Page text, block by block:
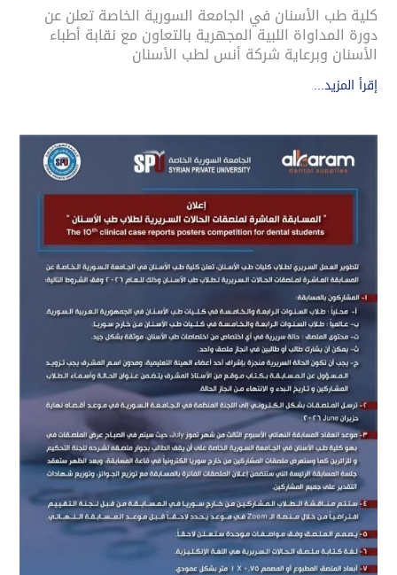
كلية طب الأسنان في الجامعة السورية الخاصة تعلن عن
دورة المداواة اللبية المجهرية بالتعاون مع نقابة أطباء
الأسنان وبرعاية شركة أنس لطب الأسنان
إقرأ المزيد...